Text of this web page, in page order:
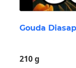
Gouda Diasap
210 g